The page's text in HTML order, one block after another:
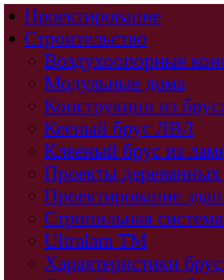
Проектирование
Строительство
Воздухоопорные
Модульные дома
Конструкции из
Кееный брус ЛВЛ
Клееный брус из
Проекты
Проектирование
Стропильная система
Ultralam TM
Характеристики